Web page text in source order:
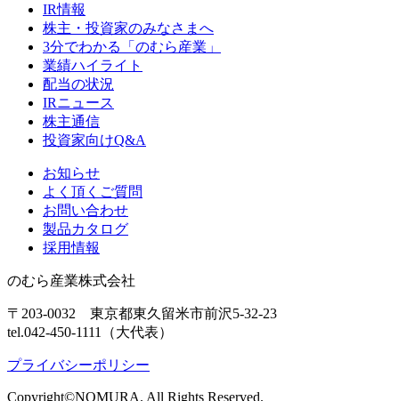
IR情報
株主・投資家のみなさまへ
3分でわかる「のむら産業」
業績ハイライト
配当の状況
IRニュース
株主通信
投資家向けQ&A
お知らせ
よく頂くご質問
お問い合わせ
製品カタログ
採用情報
のむら産業株式会社
〒203-0032 東京都東久留米市前沢5-32-23
tel.042-450-1111（大代表）
プライバシーポリシー
Copyright©NOMURA. All Rights Reserved.